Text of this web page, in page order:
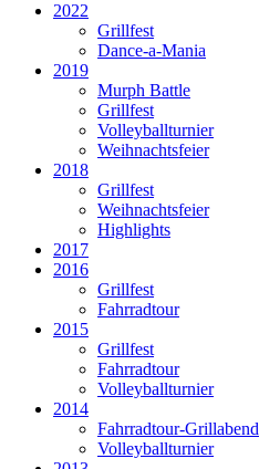
2022
Grillfest
Dance-a-Mania
2019
Murph Battle
Grillfest
Volleyballturnier
Weihnachtsfeier
2018
Grillfest
Weihnachtsfeier
Highlights
2017
2016
Grillfest
Fahrradtour
2015
Grillfest
Fahrradtour
Volleyballturnier
2014
Fahrradtour-Grillabend
Volleyballturnier